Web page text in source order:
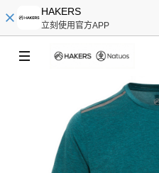
HAKERS
立刻使用官方APP